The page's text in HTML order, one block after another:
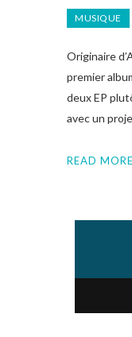
MUSIQUE
Originaire
premier
deux EP
avec un
READ MORE